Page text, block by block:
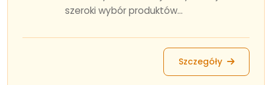
szeroki wybór produktów...
Szczegóły